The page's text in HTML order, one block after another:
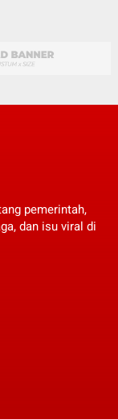
pemerintah,
dan isu viral di